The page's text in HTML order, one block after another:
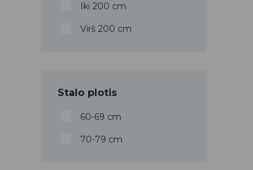
Iki 200 cm
Virš 200 cm
Stalo plotis
60-69 cm
70-79 cm